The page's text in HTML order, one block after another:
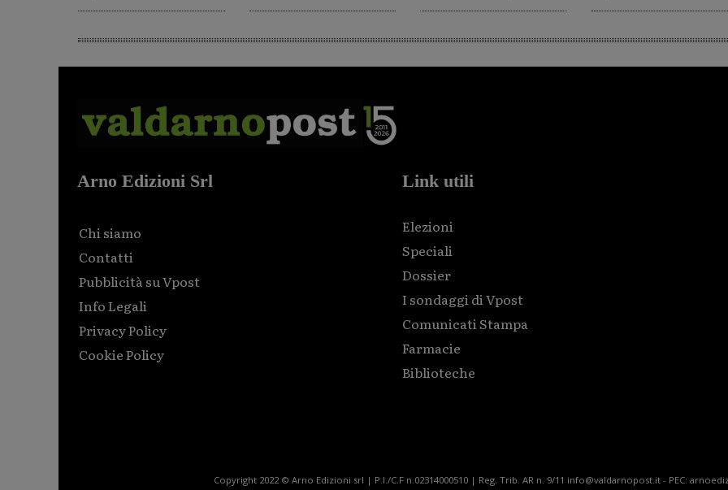
Arno Edizioni Srl
Chi siamo
Contatti
Pubblicità su Vpost
Info Legali
Privacy Policy
Cookie Policy
Link utili
Elezioni
Speciali
Dossier
I sondaggi di Vpost
Comunicati Stampa
Farmacie
Biblioteche
Copyright 2022 © Arno Edizioni srl | P.I./C.F n.02314000510 | Reg. Trib. AR n. 9/11 info@valdarnopost.it - PEC: